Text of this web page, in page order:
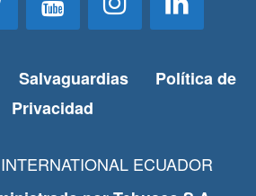
Salvaguardias
Política de
Privacidad
ECUADOR